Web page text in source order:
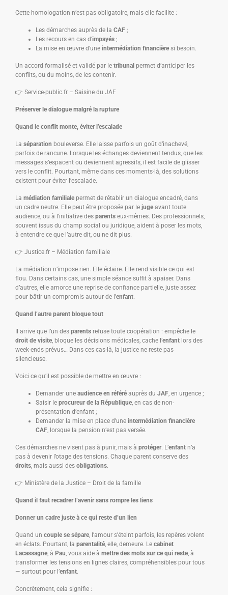
Cette homologation n’est pas obligatoire, mais elle facilite :
Les démarches auprès de la CAF ;
Les recours en cas d’impayés ;
La mise en œuvre d’une intermédiation financière si besoin.
Un accord formalisé et validé par le tribunal permet d’anticiper les
conflits, ou du moins, de les contenir.
👉 Service-public.fr – Saisine du JAF
Préserver le dialogue malgré la rupture
Quand le conflit monte, éviter l’escalade
La séparation bouleverse. Elle laisse parfois un goût d’inachevé,
parfois de rancune. Lorsque les échanges deviennent tendus, que les
messages s’espacent ou deviennent agressifs, il est facile de glisser
vers le conflit. Pourtant, même dans ces moments-là, des solutions
existent pour éviter l’escalade.
La médiation familiale permet de rétablir un dialogue encadré, dans
un cadre neutre. Elle peut être proposée par le juge avant toute
audience, ou à l’initiative des parents eux-mêmes. Des professionnels,
souvent issus du champ social ou juridique, aident à poser les mots,
à entendre ce que l’autre dit, ou ne dit plus.
👉 Justice.fr – Médiation familiale
La médiation n’impose rien. Elle éclaire. Elle rend visible ce qui est
flou. Dans certains cas, une simple séance suffit à apaiser. Dans
d’autres, elle amorce une reprise de confiance partielle, juste assez
pour bâtir un compromis autour de l’enfant.
Quand l’autre parent bloque tout
Il arrive que l’un des parents refuse toute coopération : empêche le
droit de visite, bloque les décisions médicales, cache l’enfant lors des
week-ends prévus… Dans ces cas-là, la justice ne reste pas
silencieuse.
Voici ce qu’il est possible de mettre en œuvre :
Demander une audience en référé auprès du JAF, en urgence ;
Saisir le procureur de la République, en cas de non-
présentation d’enfant ;
Demander la mise en place d’une intermédiation financière
CAF, lorsque la pension n’est pas versée.
Ces démarches ne visent pas à punir, mais à protéger. L’enfant n’a
pas à devenir l’otage des tensions. Chaque parent conserve des
droits, mais aussi des obligations.
👉 Ministère de la Justice – Droit de la famille
Quand il faut recadrer l’avenir sans rompre les liens
Donner un cadre juste à ce qui reste d’un lien
Quand un couple se sépare, l’amour s’éteint parfois, les repères volent
en éclats. Pourtant, la parentalité, elle, demeure. Le cabinet
Lacassagne, à Pau, vous aide à mettre des mots sur ce qui reste, à
transformer les tensions en lignes claires, compréhensibles pour tous
— surtout pour l’enfant.
Concrètement, cela signifie :